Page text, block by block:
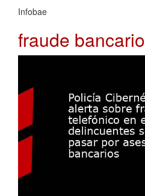
Infobae
fraude bancario